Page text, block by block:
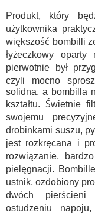
Produkt, który
użytkownika
większość bombilli
łyżeczkowy
pierwotnie był
czyli mocno
solidna, a bombilla
kształtu. Świetnie
swojemu
drobinkami suszu,
jest rozkręcana i
rozwiązanie,
pielęgnacji.
ustnik, ozdobiony
dwóch pierścieni
ostudzeniu